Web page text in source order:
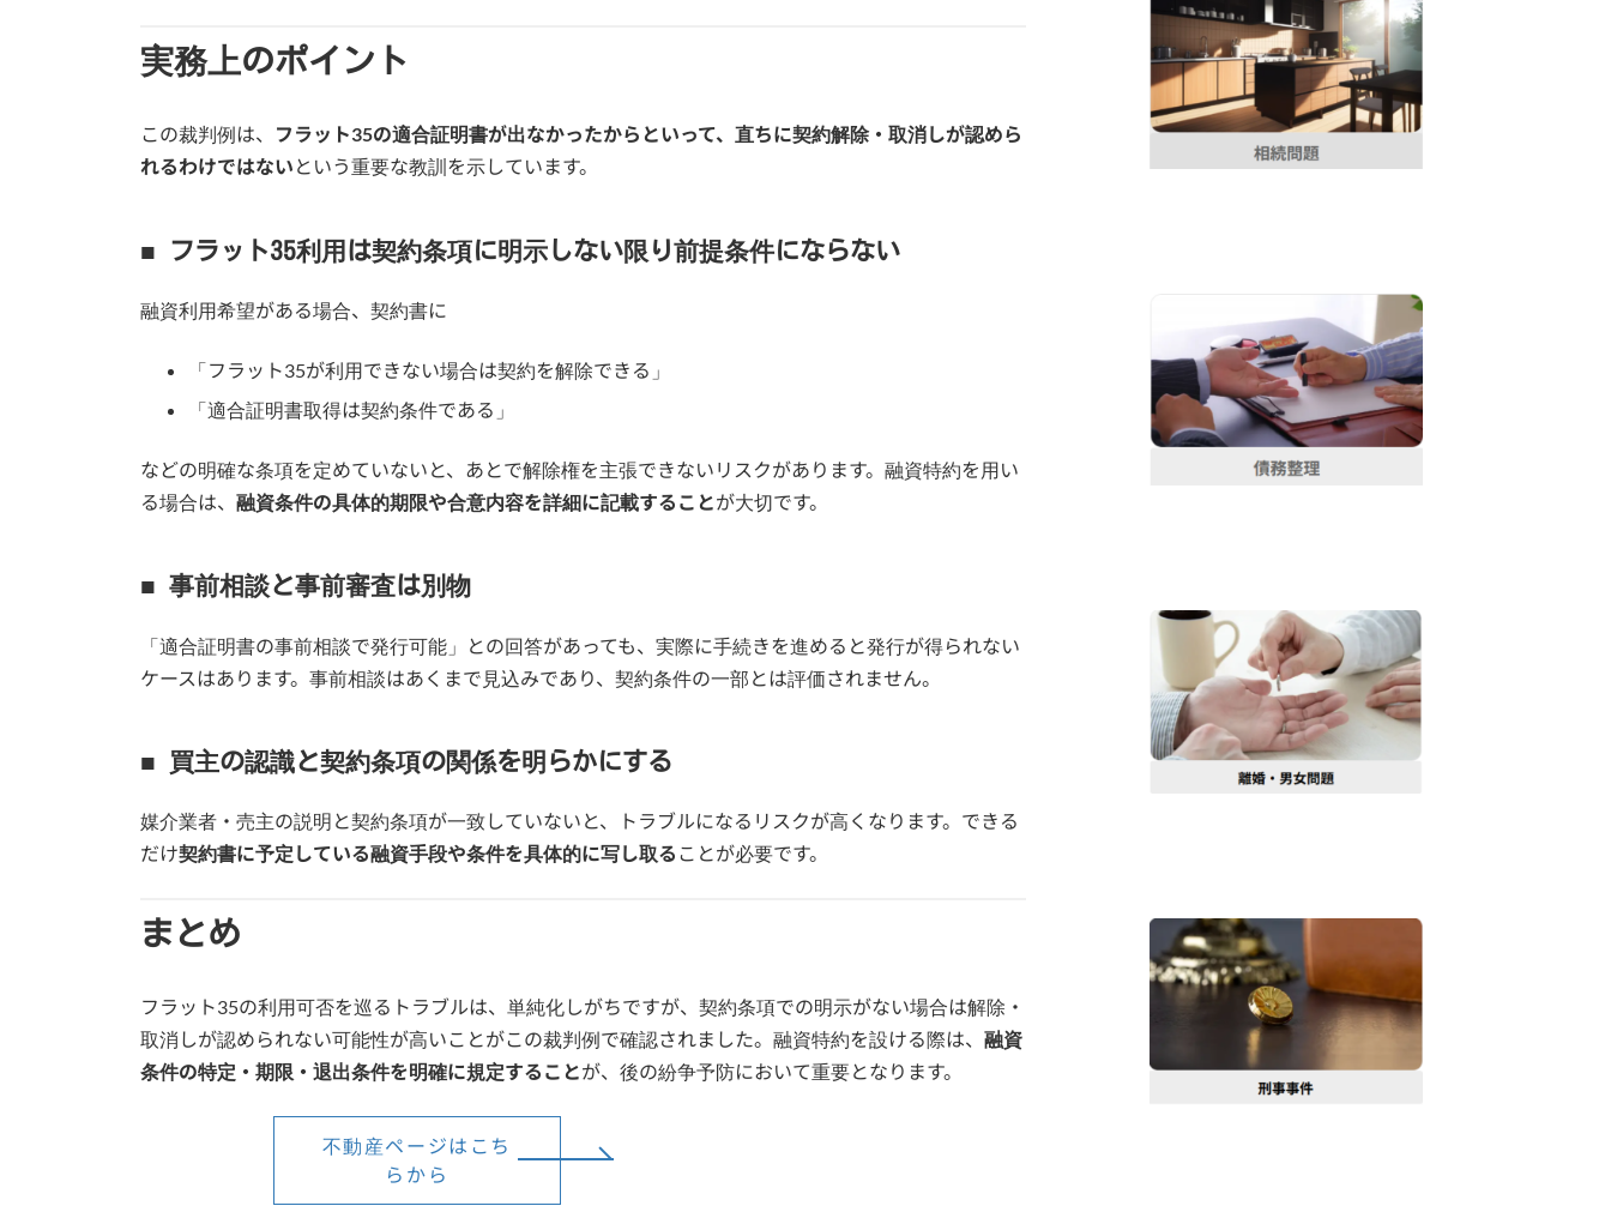
実務上のポイント
この裁判例は、
フラット35の適合証明書が出なかったからといって、直ちに契約解除・取消しが認めら
れるわけではない という重要な教訓を示しています。
■ フラット35利用は契約条項に明示しない限り前提条件にならない
融資利用希望がある場合、契約書に
「フラット35が利用できない場合は契約を解除できる」
「適合証明書取得は契約条件である」
などの明確な条項を定めていないと、あとで解除権を主張できないリスクがあります。融資特約を用い
る場合は、 融資条件の具体的期限や合意内容を詳細に記載することが大切です。
■ 事前相談と事前審査は別物
「適合証明書の事前相談で発行可能」との回答があっても、実際に手続きを進めると発行が得られない
ケースはあります。事前相談はあくまで見込みであり、契約条件の一部とは評価されません。
■ 買主の認識と契約条項の関係を明らかにする
媒介業者・売主の説明と契約条項が一致していないと、トラブルになるリスクが高くなります。できる
だけ契約書に予定している融資手段や条件を具体的に写し取る ことが必要です。
まとめ
フラット35の利用可否を巡るトラブルは、単純化しがちですが、契約条項での明示がない場合は解除・
取消しが認められない可能性が高いことがこの裁判例で確認されました。融資特約を設ける際は、 融資
条件の特定・期限・退出条件を明確に規定することが、後の紛争予防において重要となります。
不動産ページはこち
らから